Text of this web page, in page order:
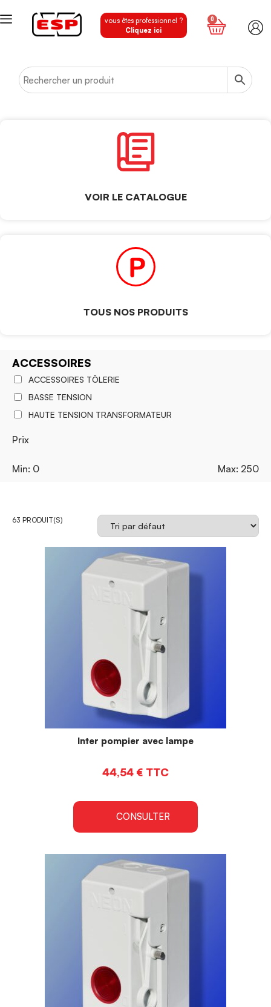
vous êtes professionnel ?
Cliquez ici
0
VOIR LE CATALOGUE
TOUS NOS PRODUITS
ACCESSOIRES
ACCESSOIRES TÔLERIE
BASSE TENSION
HAUTE TENSION TRANSFORMATEUR
Prix
Min: 0 Max: 250
63 PRODUIT(S)
Inter pompier avec lampe
44,54 € TTC
CONSULTER